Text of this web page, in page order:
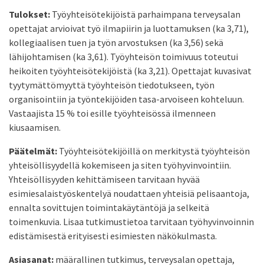
Tulokset: Työyhteisötekijöistä parhaimpana terveysalan
opettajat arvioivat työ ilmapiirin ja luottamuksen (ka 3,71),
kollegiaalisen tuen ja työn arvostuksen (ka 3,56) sekä
lähijohtamisen (ka 3,61). Työyhteisön toimivuus toteutui
heikoiten työyhteisötekijöistä (ka 3,21). Opettajat kuvasivat
tyytymättömyyttä työyhteisön tiedotukseen, työn
organisointiin ja työntekijöiden tasa-arvoiseen kohteluun.
Vastaajista 15 % toi esille työyhteisössä ilmenneen
kiusaamisen.
Päätelmät: Työyhteisötekijöillä on merkitystä työyhteisön
yhteisöllisyydellä kokemiseen ja siten työhyvinvointiin.
Yhteisöllisyyden kehittämiseen tarvitaan hyvää
esimiesalaistyöskentelyä noudattaen yhteisiä pelisaantoja,
ennalta sovittujen toimintakäytäntöjä ja selkeitä
toimenkuvia. Lisaa tutkimustietoa tarvitaan työhyvinvoinnin
edistämisestä erityisesti esimiesten näkökulmasta.
Asiasanat: määrallinen tutkimus, terveysalan opettaja,